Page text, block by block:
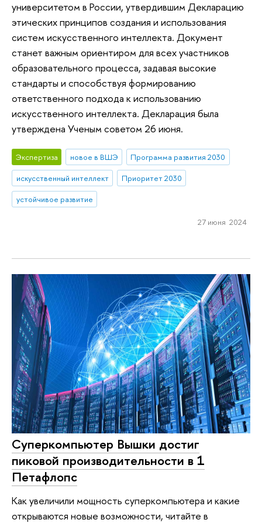
университетом в России, утвердившим Декларацию
этических принципов создания и использования
систем искусственного интеллекта. Документ
станет важным ориентиром для всех участников
образовательного процесса, задавая высокие
стандарты и способствуя формированию
ответственного подхода к использованию
искусственного интеллекта. Декларация была
утверждена Ученым советом 26 июня.
Экспертиза новое в ВШЭ
Программа развития 2030
искусственный интеллект
Приоритет 2030
устойчивое развитие
27 июня 2024
Суперкомпьютер Вышки достиг
пиковой производительности в 1
Петафлопс
Как увеличили мощность суперкомпьютера и какие
открываются новые возможности, читайте в